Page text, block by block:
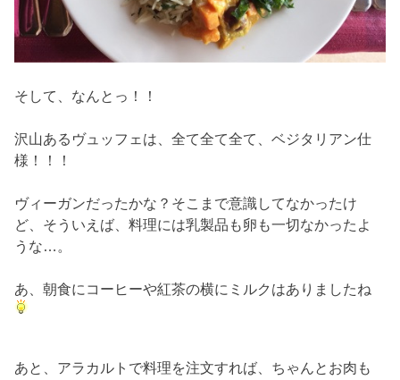
そして、なんとっ！！
沢山あるヴュッフェは、全て全て全て、ベジタリアン仕
様！！！
ヴィーガンだったかな？そこまで意識してなかったけ
ど、そういえば、料理には乳製品も卵も一切なかったよ
うな…。
あ、朝食にコーヒーや紅茶の横にミルクはありましたね
あと、アラカルトで料理を注文すれば、ちゃんとお肉も